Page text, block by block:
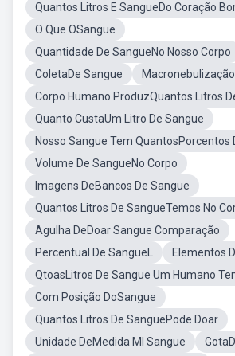
Quantos Litros E SangueDo Coração
O Que OSangue
Quantidade De SangueNo Nosso Corpo
ColetaDe Sangue
Corpo Humano ProduzQuantos Litros
Quanto CustaUm Litro De Sangue
Nosso Sangue Tem QuantosPorcentos
Volume De SangueNo Corpo
Imagens DeBancos De Sangue
Quantos Litros De SangueTemos No
Agulha DeDoar Sangue Comparação
Percentual De SangueL
Elementos
QtoasLitros De Sangue Um Humano
Com Posição DoSangue
Quantos Litros De SanguePode Doar
Unidade DeMedida Ml Sangue